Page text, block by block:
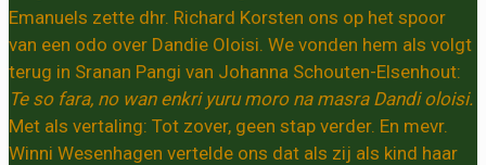
Emanuels zette dhr. Richard Korsten ons op het spoor
van een odo over Dandie Oloisi. We vonden hem als volgt
terug in Sranan Pangi van Johanna Schouten-Elsenhout:
Te so fara, no wan enkri yuru moro na masra Dandi oloisi.
Met als vertaling: Tot zover, geen stap verder. En mevr.
Winni Wesenhagen vertelde ons dat als zij als kind haar